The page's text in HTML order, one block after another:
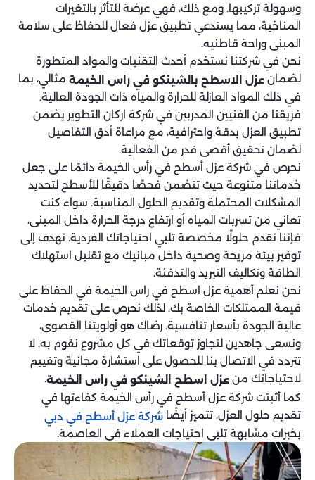
وسهولة تركيبها. ومع ذلك، فهي عرضة للتأثر بالتغيرات
المناخية، مما يستدعي تطبيق عزل فعال للحفاظ على سلامة
المبنى وراحة قاطنيه.
نحن في شركتنا نستخدم أحدث التقنيات والمواد المتطورة
لضمان عزل الاسطح بالشينكو في راس الخيمة مثالي، بما
في ذلك المواد العازلة للحرارة والمياه ذات الجودة العالية.
فريقنا من الفنيين المدربين في شركة اركان التطوير يضمن
تطبيق العزل بدقة واحترافية، مع مراعاة أدق التفاصيل
لضمان تحقيق أقصى قدر من الفعالية.
نحرص في شركة عزل أسطح في رأس الخيمة دائمًا على جعل
خدماتنا متنوعة حيث تتضمن فحصًا دقيقًا للأسطح لتحديد
المشكلات المحتملة وتقديم الحلول المناسبة. سواء كنت
تعاني من تسربات المياه أو ارتفاع درجة الحرارة داخل المبنى،
فإننا نقدم حلولًا مخصصة تلبي احتياجاتك الفردية. نهدف إلى
توفير بيئة مريحة وصحية داخل مبانيك مع تقليل استهلاك
الطاقة وتكاليف التبريد والتدفئة.
نحن نعلم أهمية عزل اسطح في راس الخيمة في الحفاظ على
قيمة الممتلكات الخاصة بك، لذلك نحرص على تقديم خدمات
عالية الجودة بأسعار تنافسية. رضاك هو أولويتنا القصوى،
ونسعى جاهدين لتجاوز توقعاتك في كل مشروع نقوم به. لا
تتردد في الاتصال بنا للحصول على استشارة مجانية وتقييم
لاحتياجاتك من عزل اسطح الشينكو في راس الخيمة.
كما أثبتت شركة عزل أسطح في رأس الخيمة كفاءتها في
تقديم حلول العزل، تتميز أيضًا شركة عزل أسطح في دبي
بخبرات مشابهة تلبي احتياجات العملاء في العاصمة.